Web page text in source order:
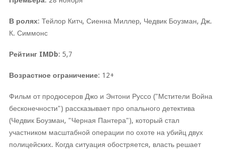
В ролях: Тейлор Китч, Сиенна Миллер, Чедвик Боузман, Дж.
К. Симмонс
Рейтинг IMDb: 5,7
Возрастное ограничение: 12+
Фильм от продюсеров Джо и Энтони Руссо ("Мстители Война
бесконечности") рассказывает про опального детектива
(Чедвик Боузман, "Черная Пантера"), который стал
участником масштабной операции по охоте на убийц двух
полицейских. Когда ситуация обостряется, власть решает